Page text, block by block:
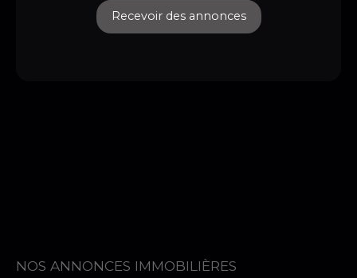
Recevoir des annonces
NOS ANNONCES IMMOBILIÈRES